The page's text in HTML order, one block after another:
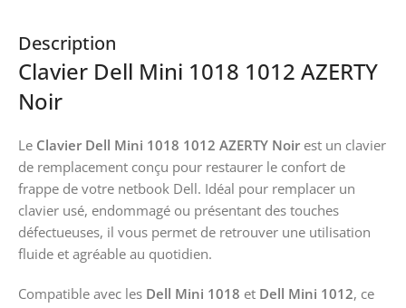
Description
Clavier Dell Mini 1018 1012 AZERTY
Noir
Le Clavier Dell Mini 1018 1012 AZERTY Noir est un clavier
de remplacement conçu pour restaurer le confort de
frappe de votre netbook Dell. Idéal pour remplacer un
clavier usé, endommagé ou présentant des touches
défectueuses, il vous permet de retrouver une utilisation
fluide et agréable au quotidien.
Compatible avec les Dell Mini 1018 et Dell Mini 1012, ce